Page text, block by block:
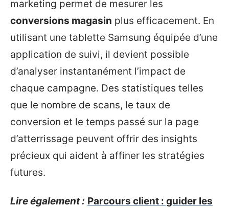
marketing permet de mesurer les
conversions magasin plus efficacement. En
utilisant une tablette Samsung équipée d’une
application de suivi, il devient possible
d’analyser instantanément l’impact de
chaque campagne. Des statistiques telles
que le nombre de scans, le taux de
conversion et le temps passé sur la page
d’atterrissage peuvent offrir des insights
précieux qui aident à affiner les stratégies
futures.
Lire également : Parcours client : guider les